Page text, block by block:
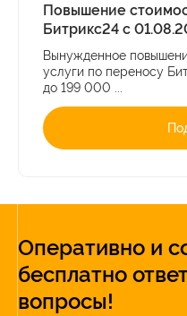
Повышение
Битрикс24 с
Вынужденное
услуги по переносу
до 199 000 ...
Оперативно и
бесплатно
вопросы!